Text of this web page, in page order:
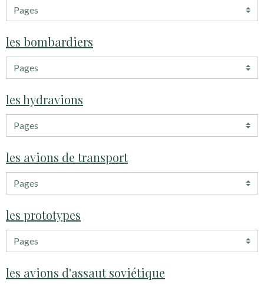
les bombardiers
les hydravions
les avions de transport
les prototypes
les avions d'assaut soviétique